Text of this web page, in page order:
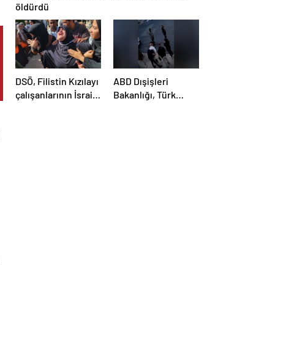
öldürdü
DSÖ, Filistin Kızılayı
çalışanlarının İsrail
ABD Dışişleri
Bakanlığı, Türk